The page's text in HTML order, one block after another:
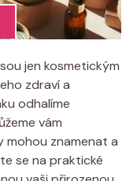
jen kosmetickým
zdraví a
odhalíme
vám
znamenat a
se na praktické